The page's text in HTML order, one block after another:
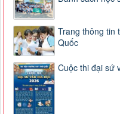
Trang thông tin
Quốc
Cuộc thi đại sứ